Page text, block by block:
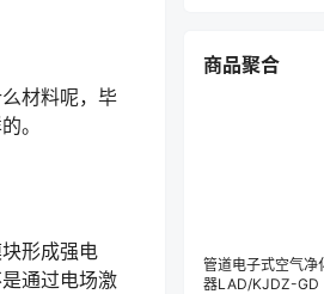
材料呢，毕
。
形成强电
通过电场激
商品聚合
管道电子式空气净
器LAD/KJDZ-GD